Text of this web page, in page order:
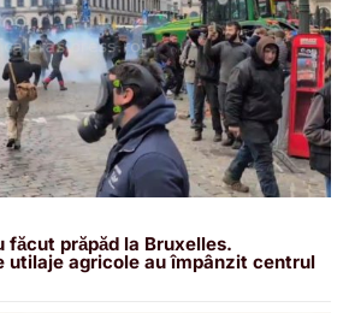
prăpăd la Bruxelles.
utilaje agricole au împânzit centrul